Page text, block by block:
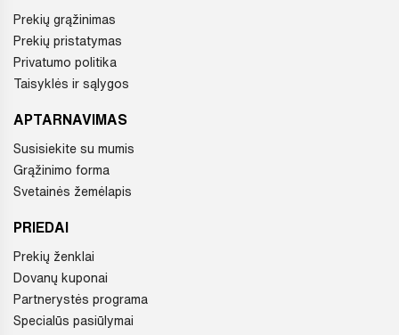
Prekių grąžinimas
Prekių pristatymas
Privatumo politika
Taisyklės ir sąlygos
APTARNAVIMAS
Susisiekite su mumis
Grąžinimo forma
Svetainės žemėlapis
PRIEDAI
Prekių ženklai
Dovanų kuponai
Partnerystės programa
Specialūs pasiūlymai